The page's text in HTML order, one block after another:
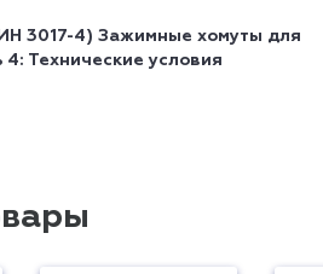
3017-4) Зажимные хомуты для
4: Технические условия